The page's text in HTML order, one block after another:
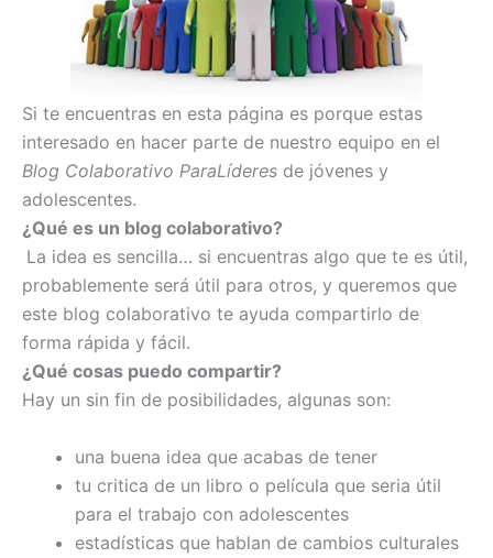
Si te encuentras en esta página es porque estas
interesado en hacer parte de nuestro equipo en el
Blog Colaborativo ParaLíderes de jóvenes y
adolescentes.
¿Qué es un blog colaborativo?
La idea es sencilla… si encuentras algo que te es útil,
probablemente será útil para otros, y queremos que
este blog colaborativo te ayuda compartirlo de
forma rápida y fácil.
¿Qué cosas puedo compartir?
Hay un sin fin de posibilidades, algunas son:
una buena idea que acabas de tener
tu critica de un libro o película que seria útil
para el trabajo con adolescentes
estadísticas que hablan de cambios culturales